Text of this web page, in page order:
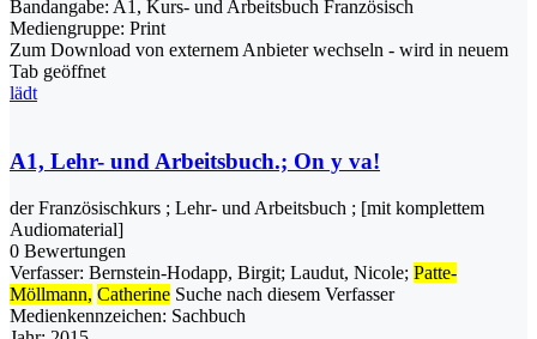
Bandangabe: A1, Kurs- und Arbeitsbuch Französisch
Mediengruppe: Print
Zum Download von externem Anbieter wechseln - wird in neuem
Tab geöffnet
lädt
A1, Lehr- und Arbeitsbuch.; On y va!
der Französischkurs ; Lehr- und Arbeitsbuch ; [mit komplettem
Audiomaterial]
0 Bewertungen
Verfasser: Bernstein-Hodapp, Birgit; Laudut, Nicole; Patte-
Möllmann, Catherine Suche nach diesem Verfasser
Medienkennzeichen: Sachbuch